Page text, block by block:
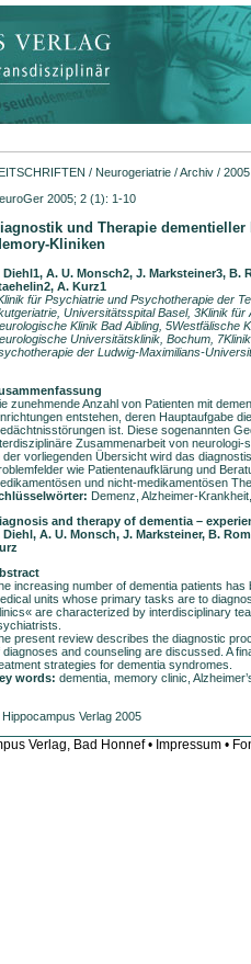
/ Neurogeriatrie /Archiv /
2005; 2 (1): 1-10
und Therapie
Kliniken
Diehl1, A. U. Monsch2, J. Marksteiner3, B.
A. Kurz1
für Psychiatrie und Psychotherapie der
Universitätsspital Basel, 3Klinik
Klinik Bad Aibling, 5Westfälische
Universitätsklinik, Bochum,
der Ludwig-Maximilians-
zunehmende Anzahl von Patienten mit
entstehen, deren Hauptaufgabe
ist. Diese sogenannten
Zusammenarbeit von
der vorliegenden Übersicht wird das
wie Patientenaufklärung und
und nicht-medikamentösen
Demenz, Alzheimer-
and therapy of dementia –
Diehl, A. U. Monsch, J. Marksteiner, B.
increasing number of dementia patients
units whose primary tasks are to
are characterized by interdisciplinary
present review describes the diagnostic
diagnoses and counseling are discussed. A
strategies for dementia syndromes.
words: dementia, memory clinic,
Verlag 2005
Verlag, Bad Honnef • Impressum •